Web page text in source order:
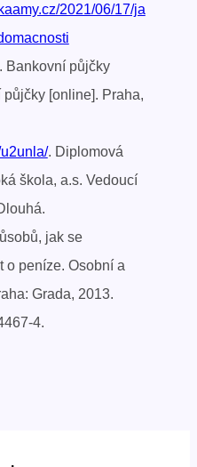
2021/06/17/ja
Bankovní půjčky
[online]. Praha,
. Diplomová
škola, a.s. Vedoucí
jak se
o peníze. Osobní a
Grada, 2013.
4.